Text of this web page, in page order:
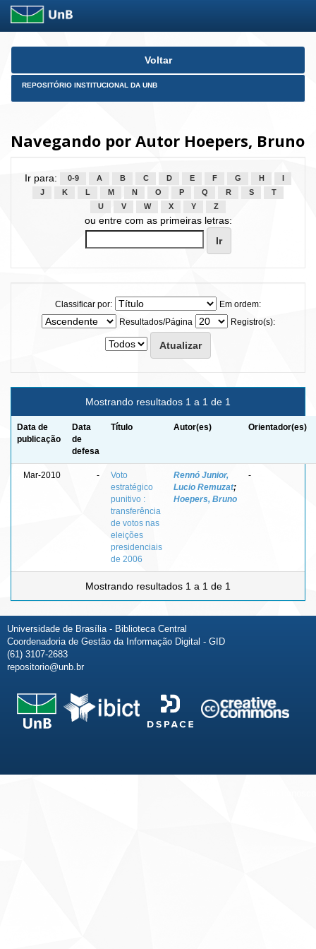
Skip
Voltar
REPOSITÓRIO INSTITUCIONAL DA UNB
Navegando por Autor Hoepers, Bruno
Ir para: 0-9 A B C D E F G H
J
K L M N O P Q R S
T
U
V W X Y Z
ou entre com as primeiras letras:
Classificar por:
Em ordem:
Resultados/Página
Registro(s):
Mostrando resultados 1 a 1 de 1
Data de
publicação
Data
de
defesa
Título Autor(es) Orientador(es)
Mar-2010 -
Voto
estratégico
punitivo :
transferência
de votos nas
eleições
presidenciais
de 2006
Rennó Junior,
Lucio Remuzat;
Hoepers, Bruno
-
Mostrando resultados 1 a 1 de 1
Universidade de Brasília - Biblioteca Central
Coordenadoria de Gestão da Informação Digital - GID
(61) 3107-2683
repositorio@unb.br